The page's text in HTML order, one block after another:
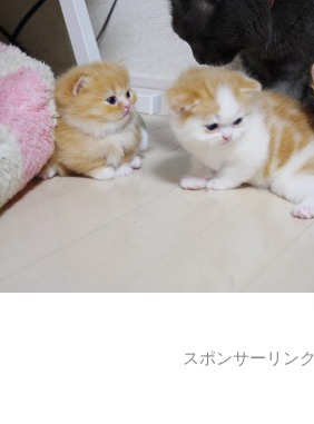
スポンサーリンク